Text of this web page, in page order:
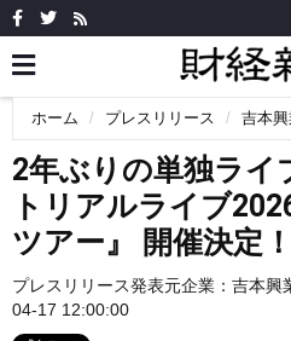
ホーム プレスリリース 吉本
2年ぶりの単独ライ
トリアルライブ
ツアー』 開催決定！
プレスリリース発表元企業： 吉本興
04-17 12:00:00